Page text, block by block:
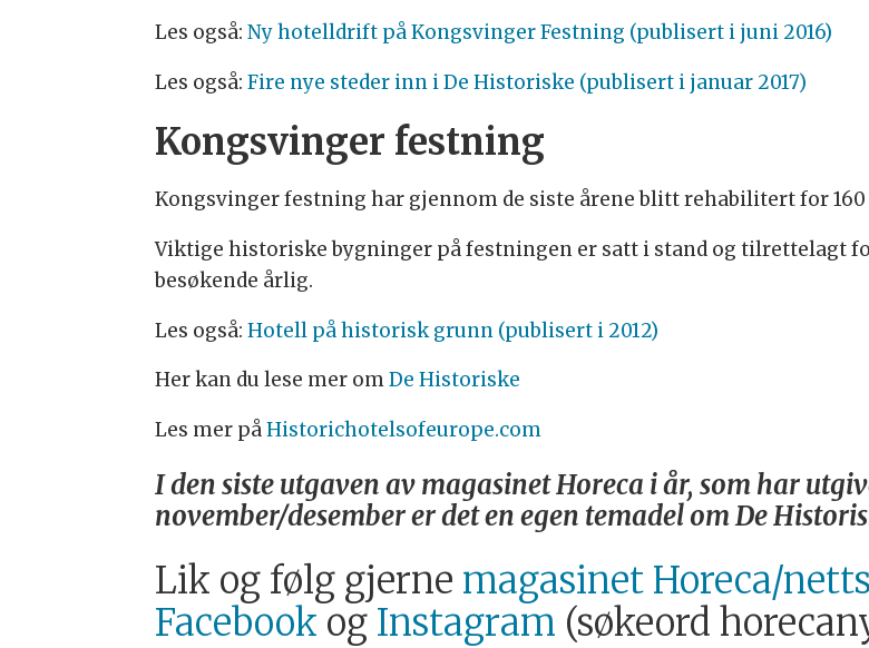
Les også:Ny hotelldrift på Kongsvinger Festning (publisert i juni 2016)
Les også:Fire nye steder inn i De Historiske (publisert i januar 2017)
Kongsvinger festning
Kongsvinger festning har gjennom de siste årene blitt rehabilitert for
Viktige historiske bygninger på festningen er satt i stand og tilrettelagt
besøkende årlig.
Les også:Hotell på historisk grunn (publisert i 2012)
Her kan du lese mer omDe Historiske
Les mer påHistorichotelsofeurope.com
I den siste utgaven av magasinet Horeca i år, som har
november/desember er det en egen temadel om De
Lik og følg gjerne magasinet Horeca/
Facebook og Instagram (søkeord